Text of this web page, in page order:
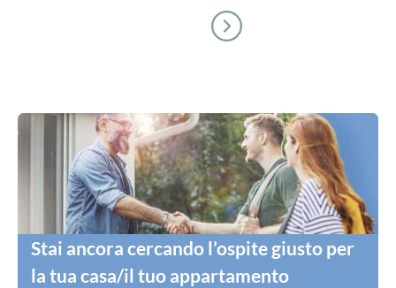
Stai ancora cercando l’ospite giusto per
la tua casa/il tuo appartamento